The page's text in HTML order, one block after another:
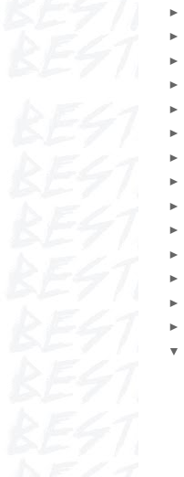
►
►
►
►
►
►
►
►
►
►
►
►
►
►
▼